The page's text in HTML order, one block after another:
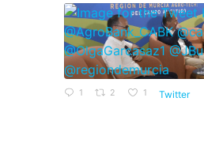
1 2 1 Twitter